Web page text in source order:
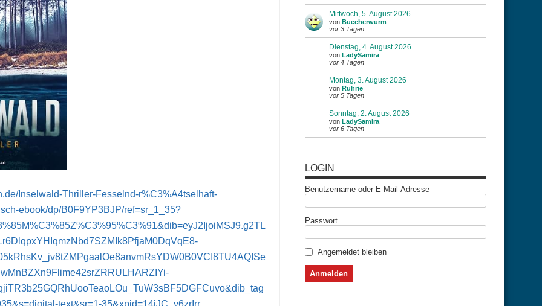
Inselwald-Thriller-Fesselnd-r%C3%A4tselhaft-
ebook/dp/B0F9YP3BJP/ref=sr_1_35?
text&sr=1-35&xpid=14jJC_y6zrIrr
Mittwoch, 5. August 2026
von Buecherwurm
vor 3 Tagen
Dienstag, 4. August 2026
von LadySamira
vor 4 Tagen
Montag, 3. August 2026
von Ruhrie
vor 5 Tagen
Sonntag, 2. August 2026
von LadySamira
vor 6 Tagen
LOGIN
Benutzername oder E-Mail-Adresse
Passwort
Angemeldet bleiben